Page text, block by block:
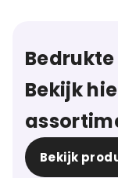
Bekijk
Bekijk